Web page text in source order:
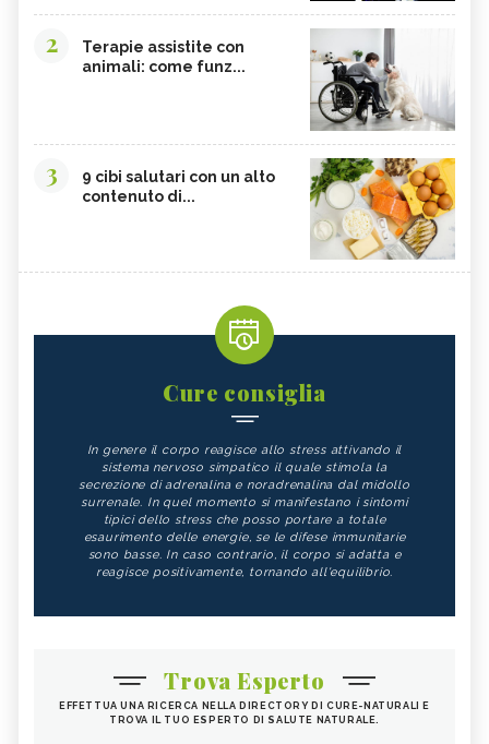
2
Terapie assistite con
animali: come funz...
3
9 cibi salutari con un alto
contenuto di...
Cure consiglia
In genere il corpo reagisce allo stress attivando il
sistema nervoso simpatico il quale stimola la
secrezione di adrenalina e noradrenalina dal midollo
surrenale. In quel momento si manifestano i sintomi
tipici dello stress che posso portare a totale
esaurimento delle energie, se le difese immunitarie
sono basse. In caso contrario, il corpo si adatta e
reagisce positivamente, tornando all'equilibrio.
Trova Esperto
EFFETTUA UNA RICERCA NELLA DIRECTORY DI CURE-NATURALI E
TROVA IL TUO ESPERTO DI SALUTE NATURALE.